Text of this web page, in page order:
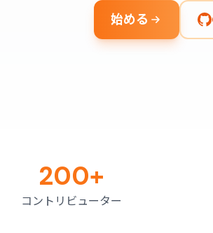
始める
200+
コントリビューター